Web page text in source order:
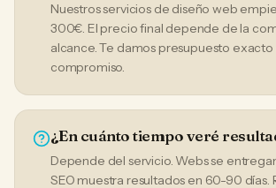
Nuestros servicios de diseño web
300€. El precio final depende de la
alcance. Te damos presupuesto exacto
compromiso.
¿En cuánto tiempo veré
Depende del servicio. Webs se
SEO muestra resultados en 60-90 días.